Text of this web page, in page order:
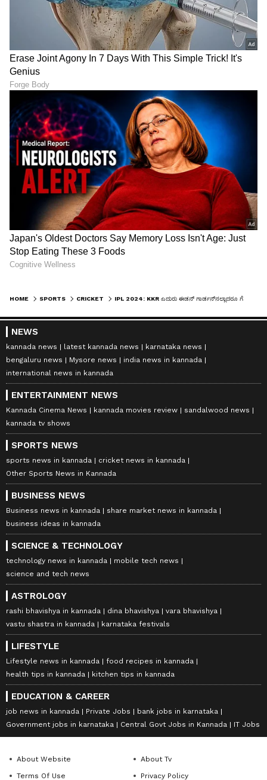
HOME SPORTS CRICKET
NEWS
kannada news latest kannada news
karnataka news
bengaluru news
Mysore news
india news in kannada
international news in kannada
ENTERTAINMENT NEWS
Kannada Cinema News kannada movies review
sandalwood news
kannada tv shows
SPORTS NEWS
sports news in kannada
cricket news in kannada
Other Sports News in Kannada
BUSINESS NEWS
Business news in kannada
share market news in kannada
business ideas in kannada
SCIENCE & TECHNOLOGY
technology news in kannada
mobile tech news
science and tech news
ASTROLOGY
rashi bhavishya in kannada dina bhavishya
vara bhavishya
vastu shastra in kannada
karnataka festivals
LIFESTYLE
Lifestyle news in kannada
food recipes in kannada
health tips in kannada
kitchen tips in kannada
EDUCATION & CAREER
job news in kannada Private Jobs
bank jobs in karnataka
Government jobs in karnataka
Central Govt Jobs in Kannada IT Jobs
About Website
About Tv
Terms Of Use
Privacy Policy